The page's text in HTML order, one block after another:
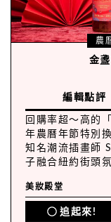
農
金
編輯點評
回購率超～高的
年農曆年節特別
知名潮流插畫師
子融合紐約街頭
美妝殿堂
追起來!